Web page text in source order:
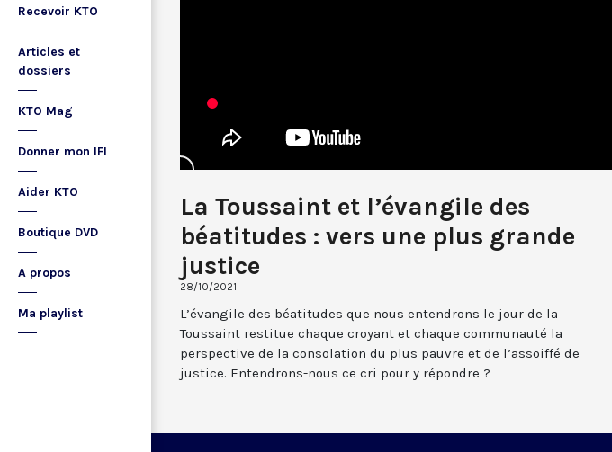
Recevoir KTO
Articles et
dossiers
KTO Mag
Donner mon IFI
Aider KTO
Boutique DVD
A propos
Ma playlist
La Toussaint et l’évangile des
béatitudes : vers une plus grande
justice
28/10/2021
L’évangile des béatitudes que nous entendrons le jour de la
Toussaint restitue chaque croyant et chaque communauté la
perspective de la consolation du plus pauvre et de l’assoiffé de
justice. Entendrons-nous ce cri pour y répondre ?